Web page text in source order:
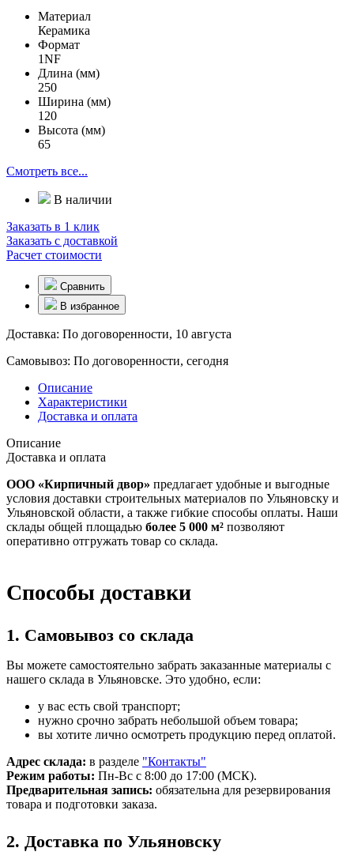
Материал
Керамика
Формат
1NF
Длина (мм)
250
Ширина (мм)
120
Высота (мм)
65
Смотреть все...
В наличии
Заказать в 1 клик
Заказать с доставкой
Расчет стоимости
Сравнить
В избранное
Доставка: По договоренности, 10 августа
Самовывоз: По договоренности, сегодня
Описание
Характеристики
Доставка и оплата
Описание
Доставка и оплата
ООО «Кирпичный двор» предлагает удобные и выгодные
условия доставки строительных материалов по Ульяновску и
Ульяновской области, а также гибкие способы оплаты. Наши
склады общей площадью более 5 000 м² позволяют
оперативно отгружать товар со склада.
Способы доставки
1. Самовывоз со склада
Вы можете самостоятельно забрать заказанные материалы с
нашего склада в Ульяновске. Это удобно, если:
у вас есть свой транспорт;
нужно срочно забрать небольшой объем товара;
вы хотите лично осмотреть продукцию перед оплатой.
Адрес склада: в разделе "Контакты"
Режим работы: Пн-Вс с 8:00 до 17:00 (МСК).
Предварительная запись: обязательна для резервирования
товара и подготовки заказа.
2. Доставка по Ульяновску